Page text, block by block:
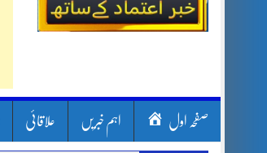
صفحہ اول اہم خبریں علاقائی